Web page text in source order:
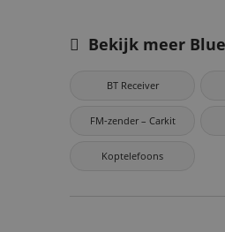
Bekijk meer
BT Receiver
FM‑zender – Carkit
Koptelefoons